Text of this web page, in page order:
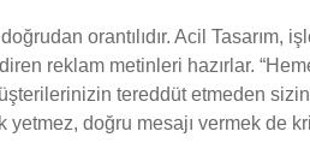
orantılıdır. Acil Tasarım,
reklam metinleri hazırlar.
tereddüt etmeden
yetmez, doğru mesajı vermek de